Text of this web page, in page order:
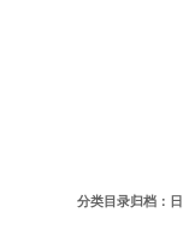
分类目录归档：